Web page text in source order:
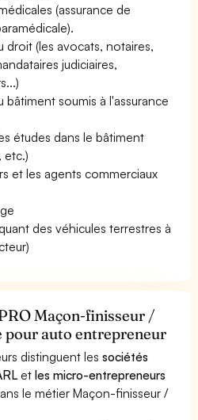
(assurance de
droit (les avocats, notaires,
judiciaires,
bâtiment soumis à l'assurance
études dans le bâtiment
etc.)
et les agents commerciaux
des véhicules terrestres à
Maçon-finisseur /
pour auto entrepreneur
distinguent lessociétés
etles micro-entrepreneurs
le métier Maçon-finisseur /